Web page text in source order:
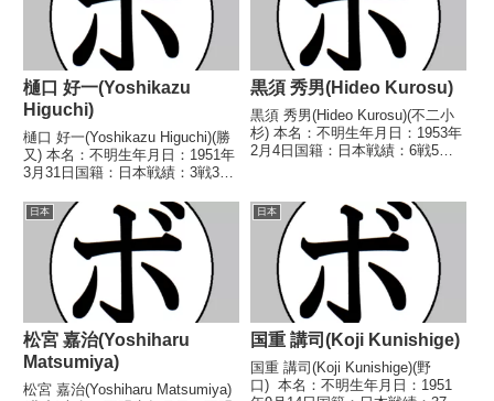
樋口 好一(Yoshikazu
Higuchi)
樋口 好一(Yoshikazu Higuchi)(勝
又) 本名：不明生年月日：1951年
3月31日国籍：日本戦績：3戦3
歴】1969/12/03 ●1RKO 斎藤
孝美(AO)1970/01/15 ●4R判定
黒須 秀男(Hideo Kurosu)
黒須 秀男(Hideo Kurosu)(不二小
杉) 本名：不明生年月日：1953年
2月4日国籍：日本戦績：6戦5勝
王 【戦歴】1972/08/26
○1RKO パンチョ 斎藤...
日本
松宮 嘉治(Yoshiharu
Matsumiya)
松宮 嘉治(Yoshiharu Matsumiya)
日本
国重 講司(Koji Kunishige)
国重 講司(Koji Kunishige)(野
口) 本名：不明生年月日：1951